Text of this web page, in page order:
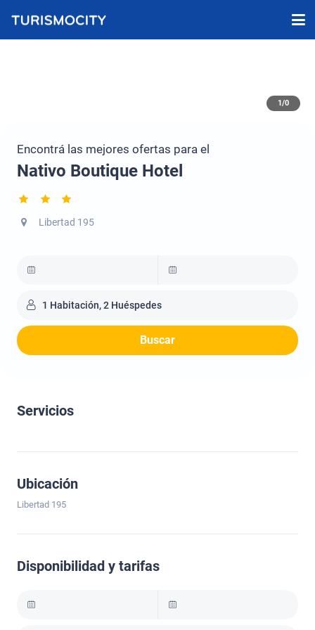
1/0
Encontrá las mejores ofertas para el
Nativo Boutique Hotel
Libertad 195
1 Habitación, 2 Huéspedes
Buscar
Servicios
Ubicación
Libertad 195
Disponibilidad y tarifas